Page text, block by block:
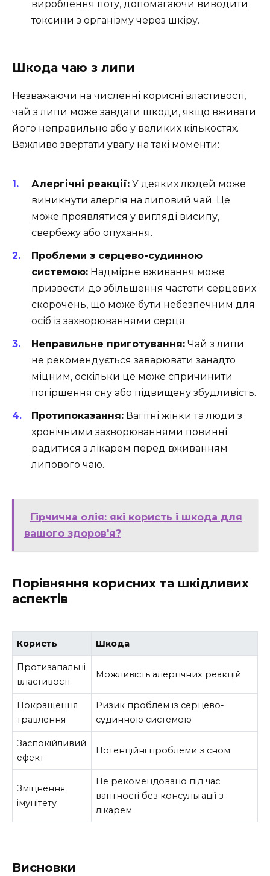
вироблення поту, допомагаючи виводити
токсини з організму через шкіру.
Шкода чаю з липи
Незважаючи на численні корисні властивості,
чай з липи може завдати шкоди, якщо вживати
його неправильно або у великих кількостях.
Важливо звертати увагу на такі моменти:
Алергічні реакції: У деяких людей може
виникнути алергія на липовий чай. Це
може проявлятися у вигляді висипу,
свербежу або опухання.
Проблеми з серцево-судинною
системою: Надмірне вживання може
призвести до збільшення частоти серцевих
скорочень, що може бути небезпечним для
осіб із захворюваннями серця.
Неправильне приготування: Чай з липи
не рекомендується заварювати занадто
міцним, оскільки це може спричинити
погіршення сну або підвищену збудливість.
Протипоказання: Вагітні жінки та люди з
хронічними захворюваннями повинні
радитися з лікарем перед вживанням
липового чаю.
Гірчична олія: які користь і шкода для
вашого здоров'я?
Порівняння корисних та шкідливих
аспектів
Користь Шкода
Протизапальні
властивості
Можливість алергічних реакцій
Покращення
травлення
Ризик проблем із серцево-
судинною системою
Заспокійливий
ефект
Потенційні проблеми з сном
Зміцнення
імунітету
Не рекомендовано під час
вагітності без консультації з
лікарем
Висновки